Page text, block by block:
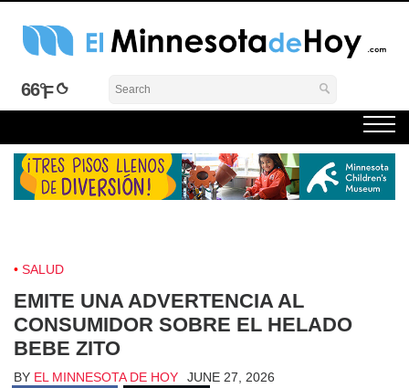
Skip
El Minnesota de Hoy Noticias
Latino Noticias Minnesota News
66°
SALUD
EMITE UNA ADVERTENCIA AL
CONSUMIDOR SOBRE EL HELADO
BEBE ZITO
BY EL MINNESOTA DE HOY
JUNE 27, 2026